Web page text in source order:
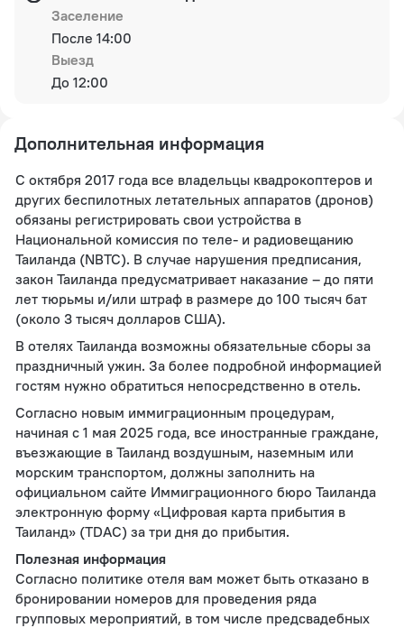
Заселение
После 14:00
Выезд
До 12:00
Дополнительная информация
С октября 2017 года все владельцы квадрокоптеров и
других беспилотных летательных аппаратов (дронов)
обязаны регистрировать свои устройства в
Национальной комиссия по теле- и радиовещанию
Таиланда (NBTC). В случае нарушения предписания,
закон Таиланда предусматривает наказание – до пяти
лет тюрьмы и/или штраф в размере до 100 тысяч бат
(около 3 тысяч долларов США).
В отелях Таиланда возможны обязательные сборы за
праздничный ужин. За более подробной информацией
гостям нужно обратиться непосредственно в отель.
Согласно новым иммиграционным процедурам,
начиная с 1 мая 2025 года, все иностранные граждане,
въезжающие в Таиланд воздушным, наземным или
морским транспортом, должны заполнить на
официальном сайте Иммиграционного бюро Таиланда
электронную форму «Цифровая карта прибытия в
Таиланд» (TDAC) за три дня до прибытия.
Полезная информация
Согласно политике отеля вам может быть отказано в
бронировании номеров для проведения ряда
групповых мероприятий, в том числе предсвадебных